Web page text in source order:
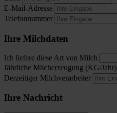
E-Mail-Adresse
Telefonnummer
Ihre Milchdaten
Ich liefere diese Art von Milch
Jährliche Milcherzeugung (KG/Jahr)
Derzeitiger Milchverarbeiter
Ihre Nachricht